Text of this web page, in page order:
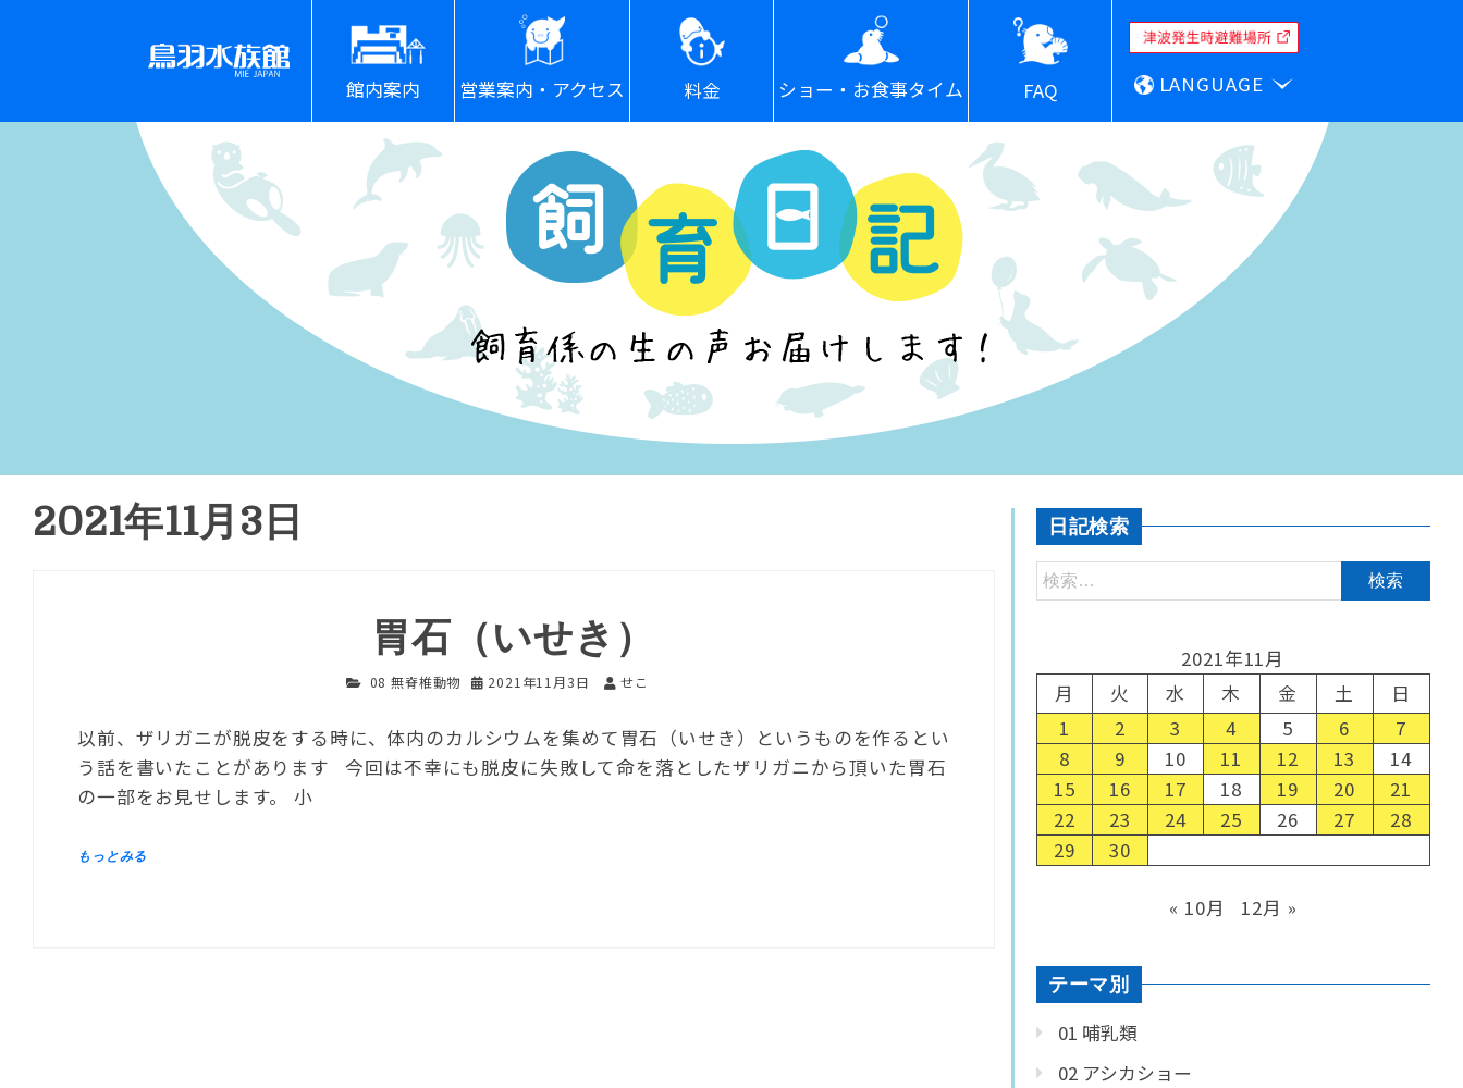
館内案内 営業案内・アクセス 料金 ショー・お食事タイム FAQ LANGUAGE
2021年11月3日
胃石（いせき）
08 無脊椎動物 2021年11月3日 せこ
以前、ザリガニが脱皮をする時に、体内のカルシウムを集めて胃石（いせき）というものを作るとい
う話を書いたことがあります 今回は不幸にも脱皮に失敗して命を落としたザリガニから頂いた胃石
の一部をお見せします。 小
日記検索
2021年11月
月
火 水 木 金 土
日
1
2 3 4 5 6
7
8
9 10 11 12 13
14
15
16 17 18 19 20
21
22
23 24 25 26 27
28
29
30
« 10月 12月 »
テーマ別
01 哺乳類
02 アシカショー